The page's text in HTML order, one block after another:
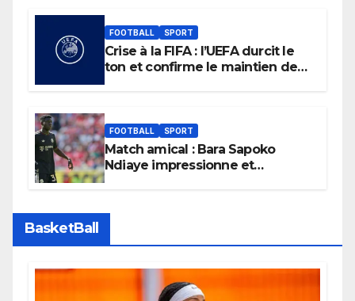
FOOTBALL SPORT
Crise à la FIFA : l’UEFA durcit le
ton et confirme le maintien de
FOOTBALL SPORT
Match amical : Bara Sapoko
Ndiaye impressionne et
BasketBall